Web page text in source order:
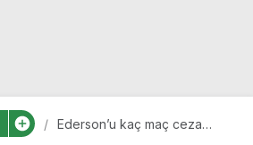
Ederson’u kaç maç ceza